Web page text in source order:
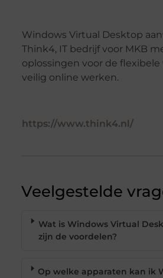
Windows Virtual Desktop
Think4, IT bedrijf voor MKB
oplossingen voor de
veilig online werken.
https://www.think4.nl/
Veelgestelde
Wat is Windows Virtual
zijn de voordelen?
Op welke apparaten kan ik